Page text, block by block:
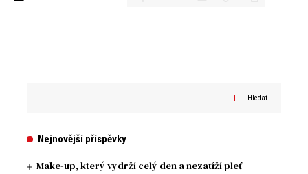
Hledat
Nejnovější příspěvky
Make-up, který vydrží celý den a nezatíží pleť